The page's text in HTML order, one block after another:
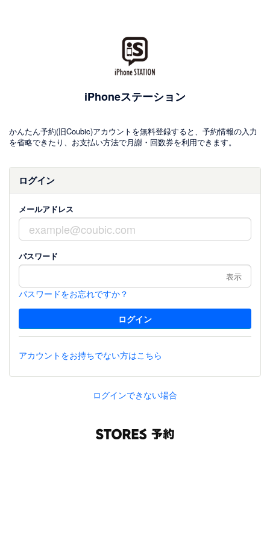
iPhoneステーション
かんたん予約(旧Coubic)アカウントを無料登録すると、予約情報の入力
を省略できたり、お支払い方法で月謝・回数券を利用できます。
ログイン
メールアドレス
パスワード
表示
パスワードをお忘れですか？
アカウントをお持ちでない方はこちら
ログインできない場合